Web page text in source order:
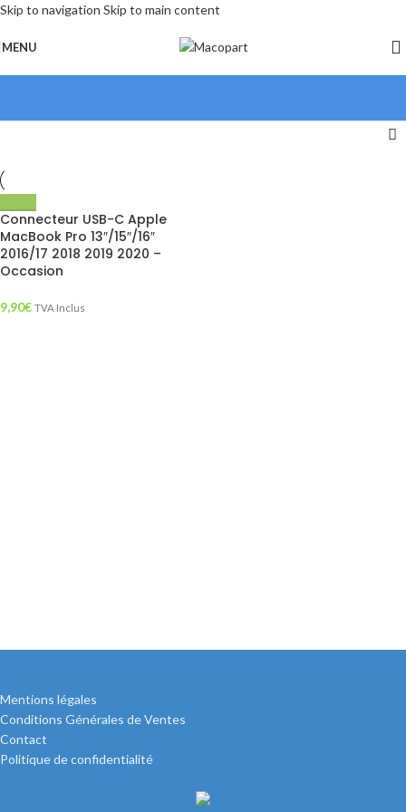
Skip to navigation Skip to main content
MENU
Connecteur USB-C Apple
MacBook Pro 13″/15″/16″
2016/17 2018 2019 2020 –
Occasion
9,90€ TVA Inclus
Mentions légales
Conditions Générales de Ventes
Contact
Politique de confidentialité